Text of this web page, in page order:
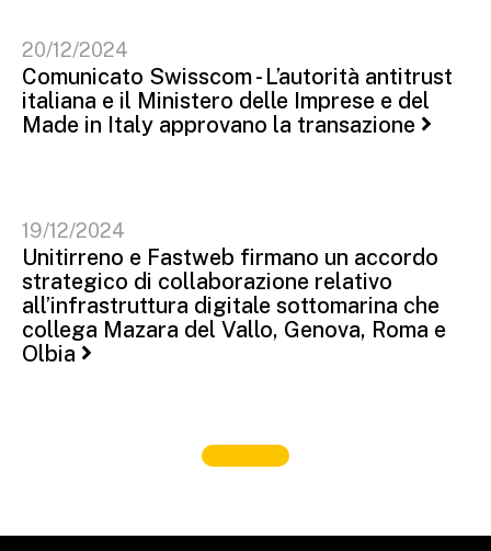
20/12/2024
Comunicato Swisscom - L’autorità antitrust
italiana e il Ministero delle Imprese e del
Made in Italy approvano la transazione
19/12/2024
Unitirreno e Fastweb firmano un accordo
strategico di collaborazione relativo
all’infrastruttura digitale sottomarina che
collega Mazara del Vallo, Genova, Roma e
Olbia